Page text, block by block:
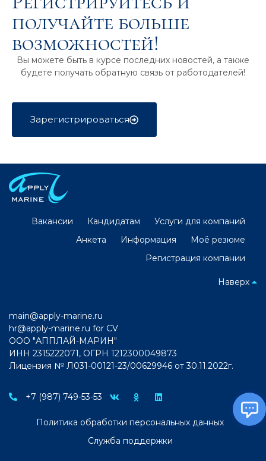
получайте больше
возможностей!
Вы можете быть в курсе последних новостей, а также
будете получать обратную связь от работодателей!
Зарегистрироваться
Вакансии Кандидатам
Услуги для компаний
Анкета
Информация
Моё резюме
Регистрация компании
Наверх
main@apply-marine.ru
hr@apply-marine.ru for CV
ООО "АППЛАЙ-МАРИН"
ИНН 2315222071, ОГРН 1212300049873
Лицензия № Л031-00121-23/00629946 от 30.11.2022г.
+7 (987) 749-53-53
Политика обработки персональных данных
Служба поддержки